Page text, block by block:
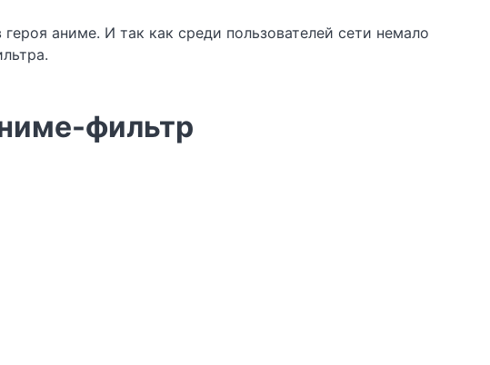
аниме. И так как среди пользователей сети немало
фильтр